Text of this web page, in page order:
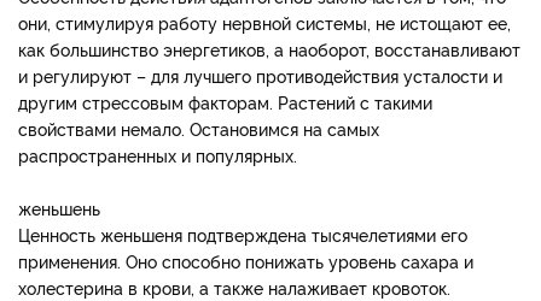
они, стимулируя работу нервной системы, не истощают ее,
как большинство энергетиков, а наоборот, восстанавливают
и регулируют – для лучшего противодействия усталости и
другим стрессовым факторам. Растений с такими
свойствами немало. Остановимся на самых
распространенных и популярных.
женьшень
Ценность женьшеня подтверждена тысячелетиями его
применения. Оно способно понижать уровень сахара и
холестерина в крови, а также налаживает кровоток.